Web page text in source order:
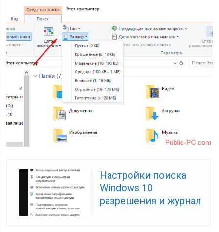
Настройки поиска
Windows 10
разрешения и журнал